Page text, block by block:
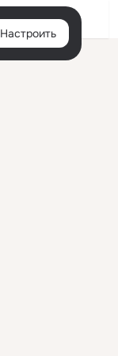
Настроить